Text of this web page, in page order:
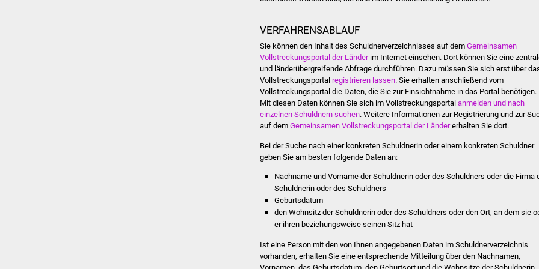
VERFAHRENSABLAUF
Sie können den Inhalt des Schuldnerverzeichnisses auf dem Gemeinsamen
Vollstreckungsportal der Länderim Internet einsehen. Dort können Sie eine
und länderübergreifende Abfrage durchführen. Dazu müssen Sie sich erst über
Vollstreckungsportal registrieren lassen. Sie erhalten anschließend vom
Vollstreckungsportal die Daten, die Sie zur Einsichtnahme in das Portal benötigen.
Mit diesen Daten können Sie sich im Vollstreckungsportal anmelden und nach
einzelnen Schuldnern suchen. Weitere Informationen zur Registrierung und zur
auf dem Gemeinsamen Vollstreckungsportal der Ländererhalten Sie dort.
Bei der Suche nach einer konkreten Schuldnerin oder einem konkreten Schuldner
geben Sie am besten folgende Daten an:
Nachname undVorname der Schuldnerin oder des Schuldners oder die Firma
Schuldnerin oder des Schuldners
Geburtsdatum
den Wohnsitz der Schuldnerin oder des Schuldners oder den Ort, an dem sie
er ihren beziehungsweise seinen Sitz hat
Ist eine Person mit den von Ihnen angegebenen Daten im Schuldnerverzeichnis
vorhanden, erhalten Sie eine entsprechende Mitteilung über den Nachnamen,